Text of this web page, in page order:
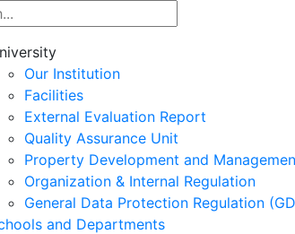
Our Institution
Facilities
External Evaluation Report
Quality Assurance Unit
Property Development and
Organization & Internal Regulation
General Data Protection Regulation
and Departments